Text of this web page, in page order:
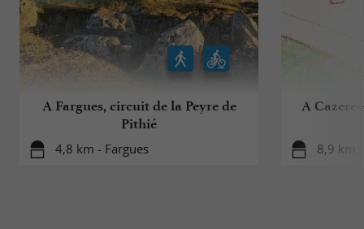
A Fargues, circuit de la Peyre de
Pithié
4,8 km - Fargues
A
8,9 km